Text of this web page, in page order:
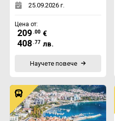
25.09.2026 г.
Цена от:
209 .00 €
408 .77 лв.
Научете повече